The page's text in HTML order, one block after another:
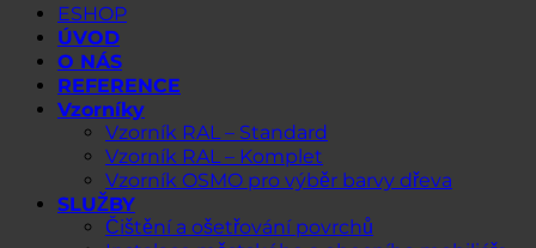
ESHOP
ÚVOD
O NÁS
REFERENCE
Vzorníky
Vzorník RAL – Standard
Vzorník RAL – Komplet
Vzorník OSMO pro výběr barvy dřeva
SLUŽBY
Čištění a ošetřování povrchů